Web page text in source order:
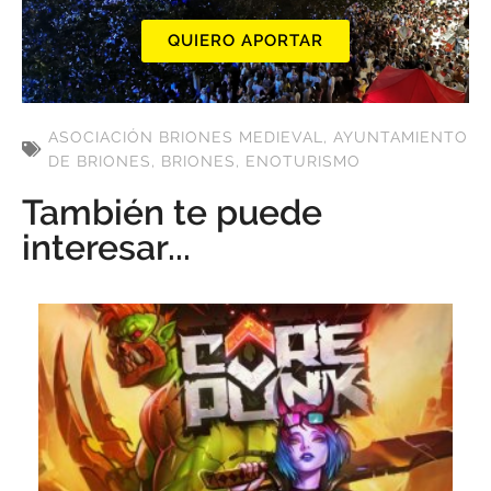
QUIERO APORTAR
ASOCIACIÓN BRIONES MEDIEVAL , AYUNTAMIENTO
DE BRIONES, BRIONES, ENOTURISMO
También te puede
interesar...